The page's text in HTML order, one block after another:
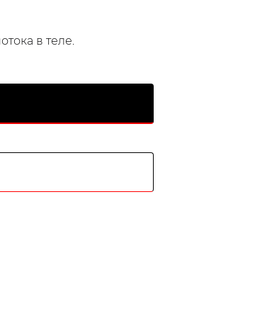
в теле.